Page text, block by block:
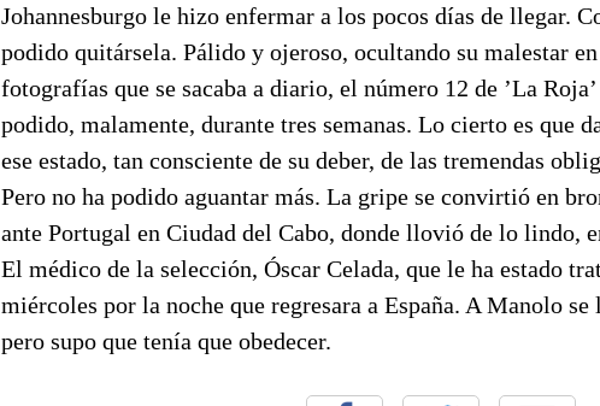
Johannesburgo le hizo enfermar a los pocos días de llegar.
podido quitársela. Pálido y ojeroso, ocultando su malestar
fotografías que se sacaba a diario, el número 12 de ’La
podido, malamente, durante tres semanas. Lo cierto es que
ese estado, tan consciente de su deber, de las tremendas
Pero no ha podido aguantar más. La gripe se convirtió en
ante Portugal en Ciudad del Cabo, donde llovió de lo lindo,
El médico de la selección, Óscar Celada, que le ha estado
miércoles por la noche que regresara a España. A Manolo
pero supo que tenía que obedecer.